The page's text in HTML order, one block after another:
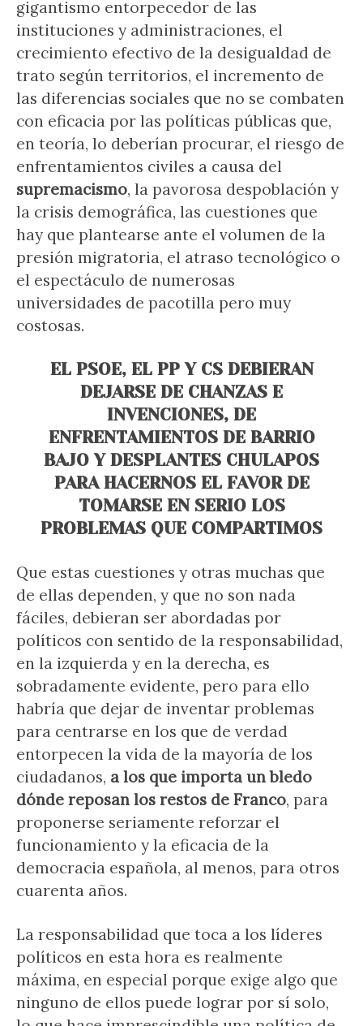
gigantismo entorpecedor de las
instituciones y administraciones, el
crecimiento efectivo de la desigualdad de
trato según territorios, el incremento de
las diferencias sociales que no se combaten
con eficacia por las políticas públicas que,
en teoría, lo deberían procurar, el riesgo de
enfrentamientos civiles a causa del
supremacismo, la pavorosa despoblación y
la crisis demográfica, las cuestiones que
hay que plantearse ante el volumen de la
presión migratoria, el atraso tecnológico o
el espectáculo de numerosas
universidades de pacotilla pero muy
costosas.
EL PSOE, EL PP Y CS DEBIERAN
DEJARSE DE CHANZAS E
INVENCIONES, DE
ENFRENTAMIENTOS DE BARRIO
BAJO Y DESPLANTES CHULAPOS
PARA HACERNOS EL FAVOR DE
TOMARSE EN SERIO LOS
PROBLEMAS QUE COMPARTIMOS
Que estas cuestiones y otras muchas que
de ellas dependen, y que no son nada
fáciles, debieran ser abordadas por
políticos con sentido de la responsabilidad,
en la izquierda y en la derecha, es
sobradamente evidente, pero para ello
habría que dejar de inventar problemas
para centrarse en los que de verdad
entorpecen la vida de la mayoría de los
ciudadanos, a los que importa un bledo
dónde reposan los restos de Franco, para
proponerse seriamente reforzar el
funcionamiento y la eficacia de la
democracia española, al menos, para otros
cuarenta años.
La responsabilidad que toca a los líderes
políticos en esta hora es realmente
máxima, en especial porque exige algo que
ninguno de ellos puede lograr por sí solo,